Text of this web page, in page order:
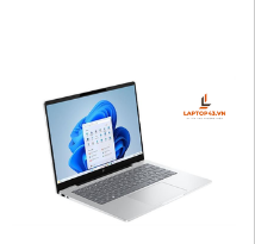
Sinh viên và khách hàng ở xa
cùng cơ hội nhận
Voucher
giảm đến 500.000đ